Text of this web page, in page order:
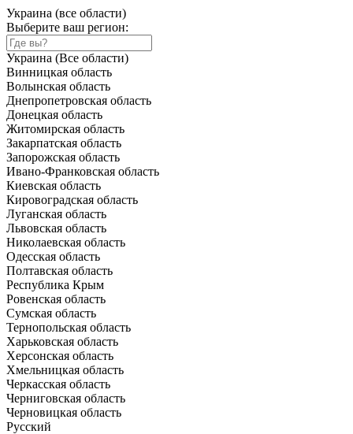
Украина (все области)
Выберите ваш регион:
Украина (Все области)
Винницкая область
Волынская область
Днепропетровская область
Донецкая область
Житомирская область
Закарпатская область
Запорожская область
Ивано-Франковская область
Киевская область
Кировоградская область
Луганская область
Львовская область
Николаевская область
Одесская область
Полтавская область
Республика Крым
Ровенская область
Сумская область
Тернопольская область
Харьковская область
Херсонская область
Хмельницкая область
Черкасская область
Черниговская область
Черновицкая область
Русский